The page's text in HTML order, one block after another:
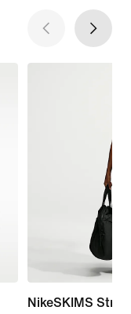
NikeSKIMS